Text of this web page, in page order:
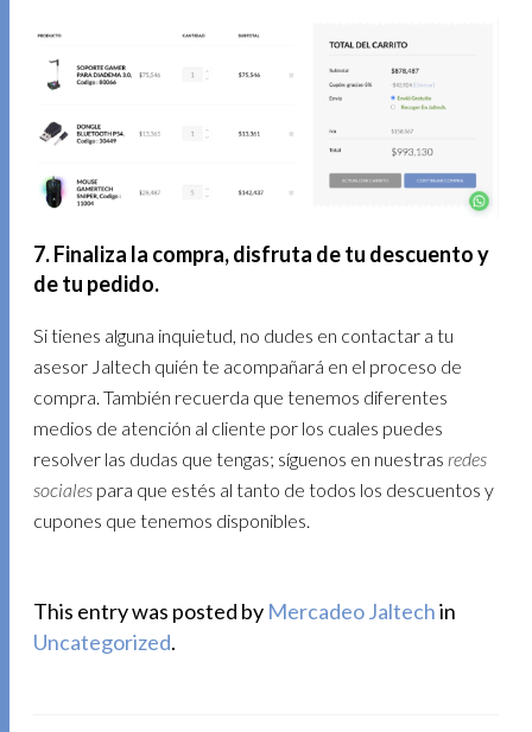
7. Finaliza la compra, disfruta de tu descuento y
de tu pedido.
Si tienes alguna inquietud, no dudes en contactar a tu
asesor Jaltech quién te acompañará en el proceso de
compra. También recuerda que tenemos diferentes
medios de atención al cliente por los cuales puedes
resolver las dudas que tengas; síguenos en nuestras redes
sociales para que estés al tanto de todos los descuentos y
cupones que tenemos disponibles.
This entry was posted by Mercadeo Jaltechin
Uncategorized.